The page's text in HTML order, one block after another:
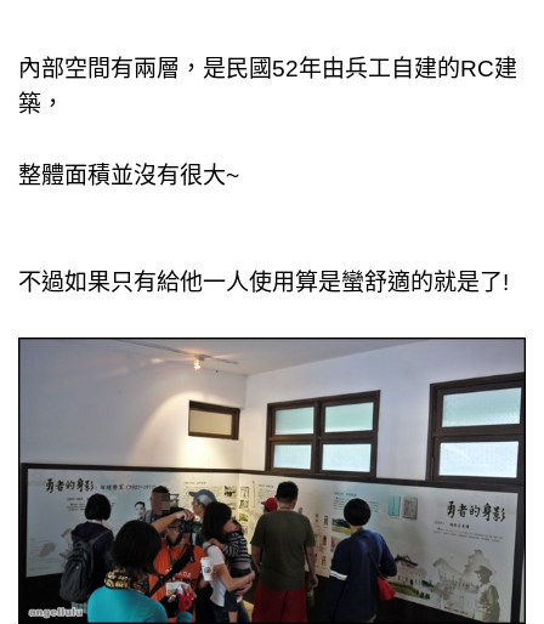
內部空間有兩層，是民國52年由兵工自建的RC建
築，
整體面積並沒有很大~
不過如果只有給他一人使用算是蠻舒適的就是了!